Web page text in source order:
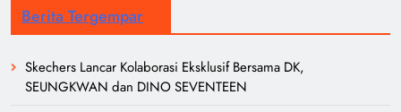
Berita Tergempar
Skechers Lancar Kolaborasi Eksklusif Bersama DK,
SEUNGKWAN dan DINO SEVENTEEN